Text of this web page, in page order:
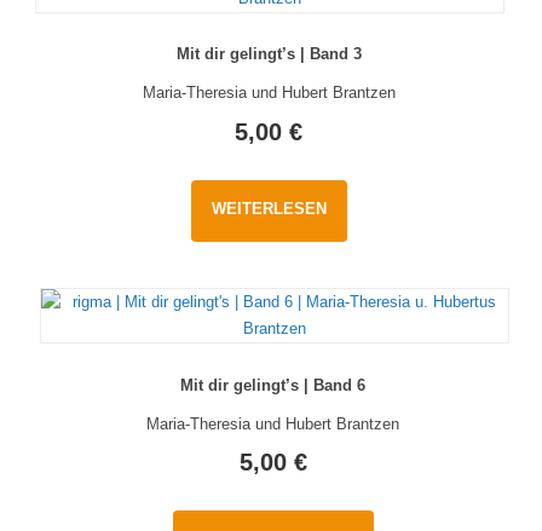
Mit dir gelingt’s | Band 3
Maria-Theresia und Hubert Brantzen
5,00€
WEITERLESEN
Mit dir gelingt’s | Band 6
Maria-Theresia und Hubert Brantzen
5,00 €